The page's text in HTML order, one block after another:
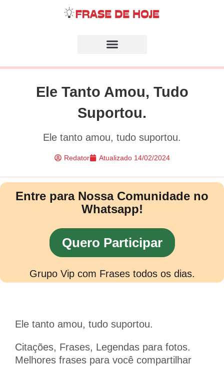
Ele Tanto Amou, Tudo
Suportou.
Ele tanto amou, tudo suportou.
Redator Atualizado 14/02/2024
Entre para Nossa Comunidade no
Whatsapp!
Quero Participar
Grupo Vip com Frases todos os dias.
Ele tanto amou, tudo suportou.
Citações, Frases, Legendas para fotos.
Melhores frases para você compartilhar